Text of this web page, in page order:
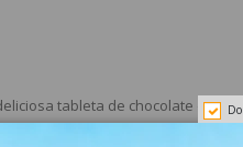
deliciosa tableta de chocolate de